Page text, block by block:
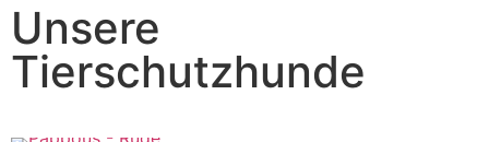
Unsere
Tierschutzhunde